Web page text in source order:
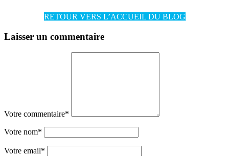
RETOUR VERS L’ACCUEIL DU BLOG
Laisser un commentaire
Votre commentaire*
Votre nom*
Votre email*